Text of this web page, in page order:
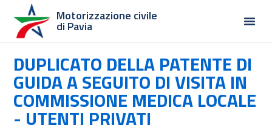
Motorizzazione civile
di Pavia
DUPLICATO DELLA PATENTE DI
GUIDA A SEGUITO DI VISITA IN
COMMISSIONE MEDICA LOCALE
- UTENTI PRIVATI